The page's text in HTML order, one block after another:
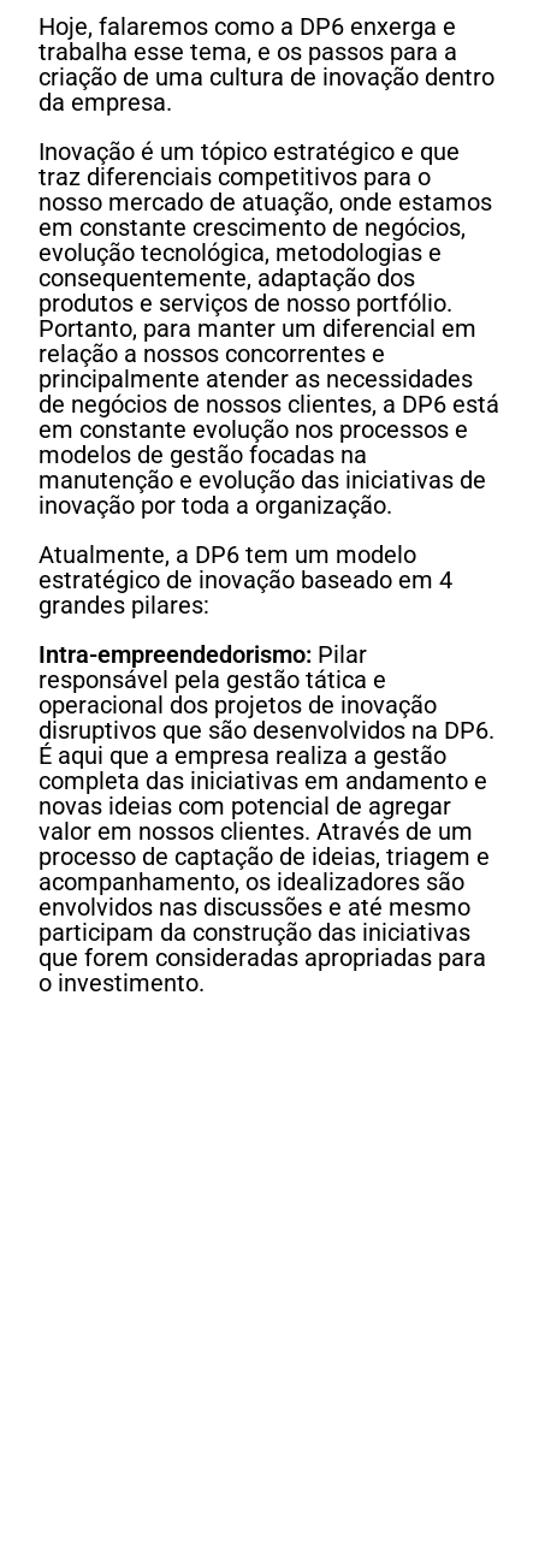
Hoje, falaremos como a DP6 enxerga e
trabalha esse tema, e os passos para a
criação de uma cultura de inovação dentro
da empresa.
Inovação é um tópico estratégico e que
traz diferenciais competitivos para o
nosso mercado de atuação, onde estamos
em constante crescimento de negócios,
evolução tecnológica, metodologias e
consequentemente, adaptação dos
produtos e serviços de nosso portfólio.
Portanto, para manter um diferencial em
relação a nossos concorrentes e
principalmente atender as necessidades
de negócios de nossos clientes, a DP6 está
em constante evolução nos processos e
modelos de gestão focadas na
manutenção e evolução das iniciativas de
inovação por toda a organização.
Atualmente, a DP6 tem um modelo
estratégico de inovação baseado em 4
grandes pilares:
Intra-empreendedorismo: Pilar
responsável pela gestão tática e
operacional dos projetos de inovação
disruptivos que são desenvolvidos na DP6.
É aqui que a empresa realiza a gestão
completa das iniciativas em andamento e
novas ideias com potencial de agregar
valor em nossos clientes. Através de um
processo de captação de ideias, triagem e
acompanhamento, os idealizadores são
envolvidos nas discussões e até mesmo
participam da construção das iniciativas
que forem consideradas apropriadas para
o investimento.